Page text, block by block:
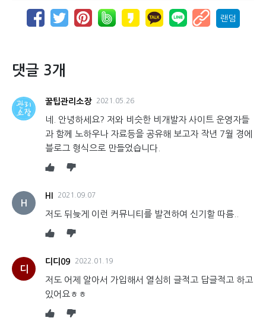
랜덤
댓글 3개
꿀팁관리소장 2021.05.26
네. 안녕하세요? 저와 비슷한 비개발자 사이트 운영자들
과 함께 노하우나 자료등을 공유해 보고자 작년 7월 경에
블로그 형식으로 만들었습니다.
H
HI 2021.09.07
저도 뒤늦게 이런 커뮤니티를 발견하여 신기할 따름..
디
디디09 2022.01.19
저도 어제 알아서 가입해서 열심히 글적고 답글적고 하고
있어요ㅎㅎ